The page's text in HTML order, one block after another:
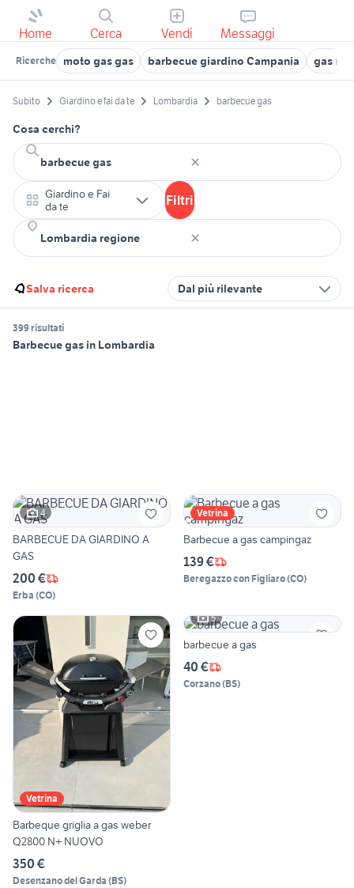
Home Cerca Vendi Messaggi
Ricerche moto gas gas barbecue giardino Campania gas
Subito Giardino e fai da te Lombardia barbecue gas
Cosa cerchi?
Giardino e Fai
da te
Filtri
Salva ricerca Dal più rilevante
399 risultati
Barbecue gas in Lombardia
4
BARBECUE DA GIARDINO A
GAS
200 €
Erba (CO)
Vetrina
Barbecue a gas campingaz
139 €
Beregazzo con Figliaro(CO)
Vetrina
Barbeque griglia a gas weber
Q2800 N+ NUOVO
350 €
Desenzano del Garda (BS)
5
barbecue a gas
40 €
Corzano(BS)